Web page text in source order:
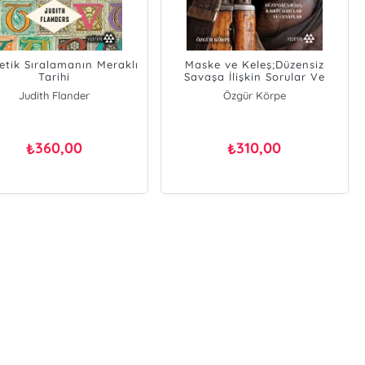
Sıralamanın Meraklı
Tarihi
Judith Flander
₺360,00
Maske ve Keleş;Düzensiz
Savaşa İlişkin Sorular Ve
Özgür Körpe
₺310,00